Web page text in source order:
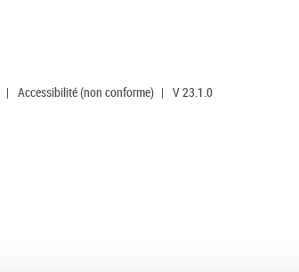
| Accessibilité (non conforme) | V 23.1.0